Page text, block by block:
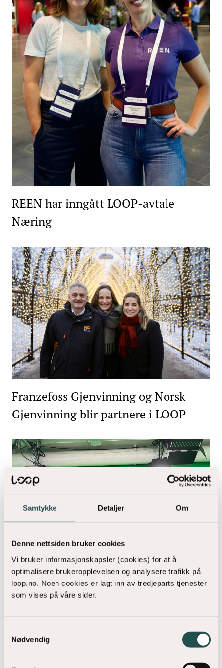
Samtykke Detaljer Om
Denne nettsiden bruker cookies
Vi bruker informasjonskapsler (cookies) for at å
optimalisere brukeropplevelsen og analysere trafikk på
loop.no. Noen cookies er lagt inn av tredjeparts tjenester
som vises på våre sider.
Nødvendig
REEN har inngått LOOP-avtale
Næring
Franzefoss Gjenvinning og Norsk
Gjenvinning blir partnere i LOOP